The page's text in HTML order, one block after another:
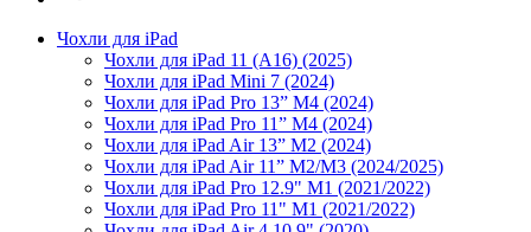
Чохли для iPad
Чохли для iPad 11 (A16) (2025)
Чохли для iPad Mini 7 (2024)
Чохли для iPad Pro 13” M4 (2024)
Чохли для iPad Pro 11” M4 (2024)
Чохли для iPad Air 13” M2 (2024)
Чохли для iPad Air 11” M2/M3 (2024/2025)
Чохли для iPad Pro 12.9" M1 (2021/2022)
Чохли для iPad Pro 11" M1 (2021/2022)